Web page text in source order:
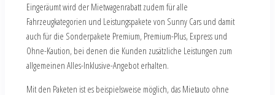
Eingeräumt wird der Mietwagenrabatt zudem für alle
Fahrzeugkategorien und Leistungspakete von Sunny Cars und damit
auch für die Sonderpakete Premium, Premium-Plus, Express und
Ohne-Kaution, bei denen die Kunden zusätzliche Leistungen zum
allgemeinen Alles-Inklusive-Angebot erhalten.
Mit den Paketen ist es beispielsweise möglich, das Mietauto ohne